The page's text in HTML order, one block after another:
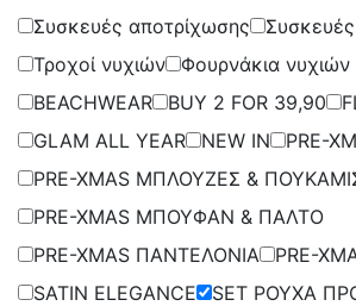
Συσκευές αποτρίχωσης
Τροχοί νυχιών
Φουρνάκια νυχιών
BEACHWEAR
BUY 2 FOR 39,90
GLAM ALL YEAR
NEW IN
PRE-
PRE-XMAS ΜΠΛΟΥΖΕΣ &
PRE-XMAS ΜΠΟΥΦΑΝ & ΠΑΛΤΟ
PRE-XMAS ΠΑΝΤΕΛΟΝΙΑ
PRE-
SATIN ELEGANCE
SET ΡΟΥΧΑ